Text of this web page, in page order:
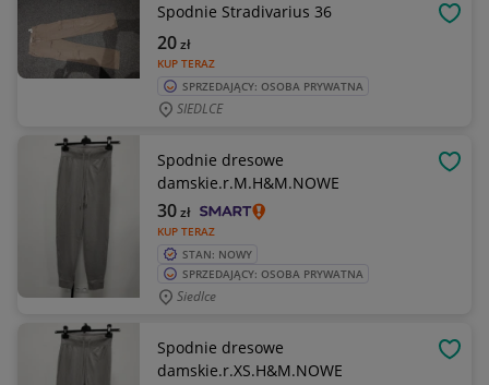
Spodnie Stradivarius 36
KUP TERAZ
20zł
SPRZEDAJĄCY: OSOBA PRYWATNA
SIEDLCE
Spodnie dresowe
damskie.r.M.H&M.NOWE
KUP TERAZ
30zł
STAN: NOWY
SPRZEDAJĄCY: OSOBA PRYWATNA
Siedlce
Spodnie dresowe
damskie.r.XS.H&M.NOWE